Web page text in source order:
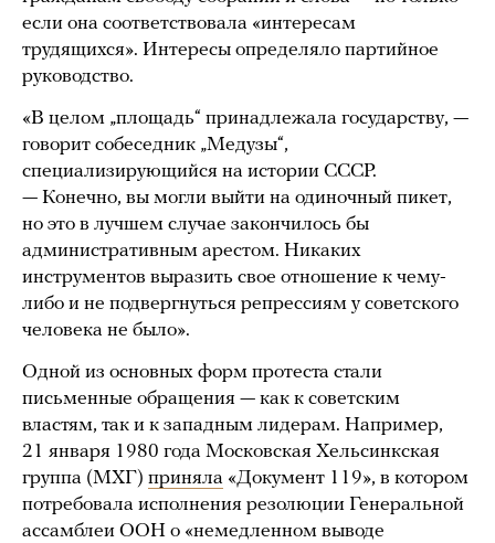
если она соответствовала «интересам
трудящихся». Интересы определяло партийное
руководство.
«В целом „площадь“ принадлежала государству, —
говорит собеседник „Медузы“,
специализирующийся на истории СССР.
— Конечно, вы могли выйти на одиночный пикет,
но это в лучшем случае закончилось бы
административным арестом. Никаких
инструментов выразить свое отношение к чему-
либо и не подвергнуться репрессиям у советского
человека не было».
Одной из основных форм протеста стали
письменные обращения — как к советским
властям, так и к западным лидерам. Например,
21 января 1980 года Московская Хельсинкская
группа (МХГ) приняла «Документ 119», в котором
потребовала исполнения резолюции Генеральной
ассамблеи ООН о «немедленном выводе